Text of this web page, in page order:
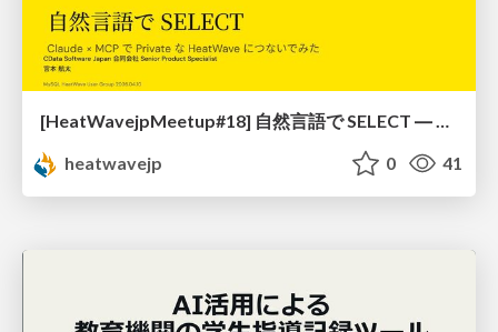
heatwavejp
0 41